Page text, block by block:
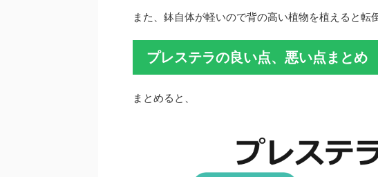
また、鉢自体が軽いので背の高い植物を植えると転
プレステラの良い点、悪い点まとめ
まとめると、